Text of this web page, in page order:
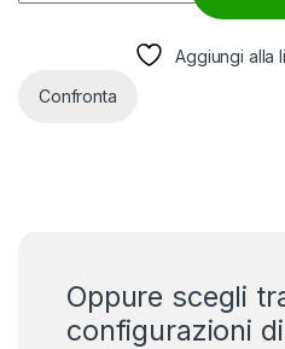
Aggiungi alla
Confronta
Oppure scegli
configurazioni